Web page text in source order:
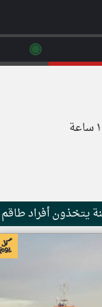
يتخذون أفراد طاقم
◉